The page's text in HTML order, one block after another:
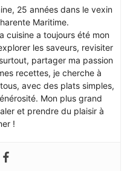
25 années dans le vexin
Maritime.
cuisine a toujours été mon
les saveurs, revisiter
partager ma passion
recettes, je cherche à
avec des plats simples,
Mon plus grand
et prendre du plaisir à
!